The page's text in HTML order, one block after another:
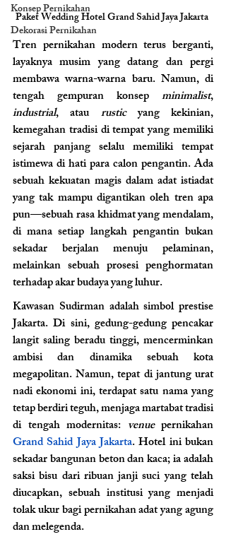
Konsep Pernikahan
Dekorasi Pernikahan
Paket Wedding Hotel Grand Sahid Jaya Jakarta
Tren pernikahan modern terus berganti,
layaknya musim yang datang dan pergi
membawa warna-warna baru. Namun, di
tengah gempuran konsep minimalist
industrial, atau rustic yang kekinian,
kemegahan tradisi di tempat yang memiliki
sejarah panjang selalu memiliki tempat
istimewa di hati para calon pengantin. Ada
sebuah kekuatan magis dalam adat istiadat
yang tak mampu digantikan oleh tren apa
pun—sebuah rasa khidmat yang mendalam,
di mana setiap langkah pengantin bukan
sekadar berjalan menuju pelaminan,
melainkan sebuah prosesi penghormatan
terhadap akar budaya yang luhur.
Kawasan Sudirman adalah simbol prestise
Jakarta. Di sini, gedung-gedung pencakar
langit saling beradu tinggi, mencerminkan
ambisi dan dinamika sebuah kota
megapolitan. Namun, tepat di jantung urat
nadi ekonomi ini, terdapat satu nama yang
tetap berdiri teguh, menjaga martabat tradisi
di tengah modernitas: venue
Grand Sahid Jaya Jakarta. Hotel ini bukan
sekadar bangunan beton dan kaca; ia adalah
saksi bisu dari ribuan janji suci yang telah
diucapkan, sebuah institusi yang menjadi
tolak ukur bagi pernikahan adat yang agung
dan melegenda.